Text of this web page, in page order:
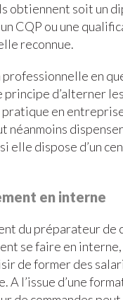
obtiennent soit un
CQP ou une
reconnue.
professionnelle en
principe d’alterner
pratique en
néanmoins
elle dispose d’un
en interne
du préparateur de
se faire en
de former des
A l’issue d’une